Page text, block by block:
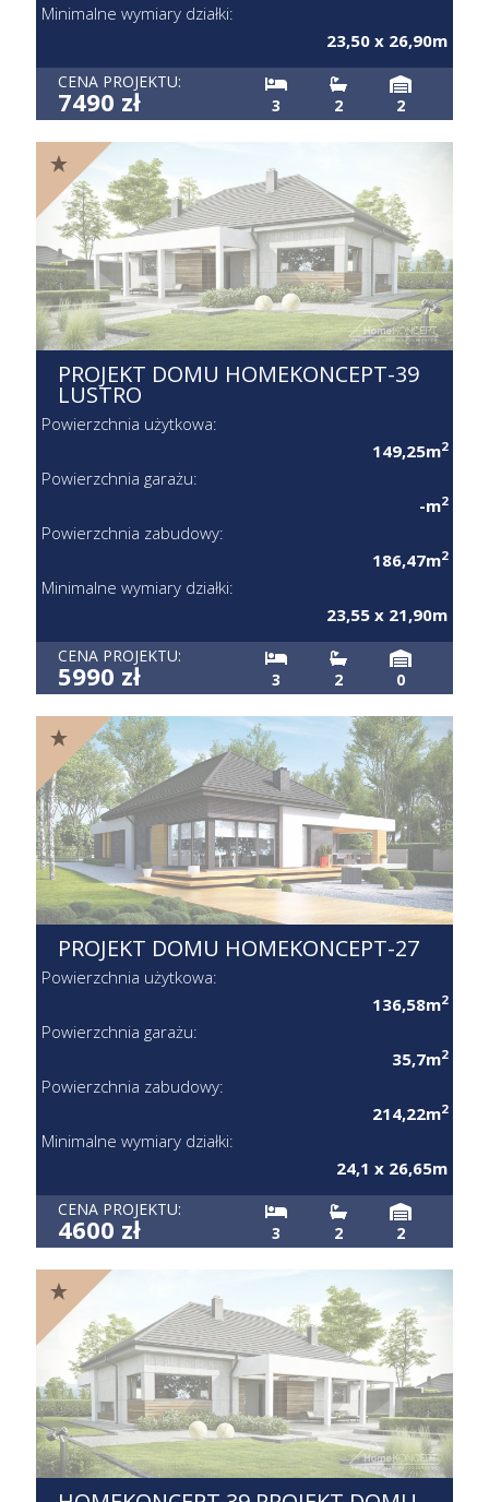
Minimalne wymiary działki:
23,50 x 26,90m
CENA PROJEKTU:
7490 zł 3 2 2
PROJEKT DOMU HOMEKONCEPT-39
LUSTRO
Powierzchnia użytkowa:
149,25m2
Powierzchnia garażu:
-m2
Powierzchnia zabudowy:
186,47m2
Minimalne wymiary działki:
23,55 x 21,90m
CENA PROJEKTU:
5990 zł 3 2 0
PROJEKT DOMU HOMEKONCEPT-27
Powierzchnia użytkowa:
136,58m2
Powierzchnia garażu:
35,7m2
Powierzchnia zabudowy:
214,22m2
Minimalne wymiary działki:
24,1 x 26,65m
CENA PROJEKTU:
4600 zł 3 2 2